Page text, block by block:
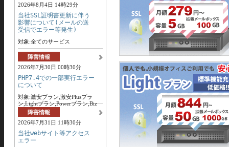
2026年8月4日 14時29分
当社SSL証明書更新に伴う
影響について(メールの送
受信でエラー等発生)
対象:全てのサービス
障害情報
2026年7月30日 00時30分
PHP7.4での一部実行エラー
について
対象:激安プラン,激安Plusプラ
ン,Lightプラン,Powerプラン,Biz
プラン障害情報
2026年7月31日 11時30分
当社webサイト等アクセス
エラー